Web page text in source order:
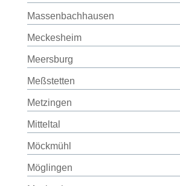
Massenbachhausen
Meckesheim
Meersburg
Meßstetten
Metzingen
Mitteltal
Möckmühl
Möglingen